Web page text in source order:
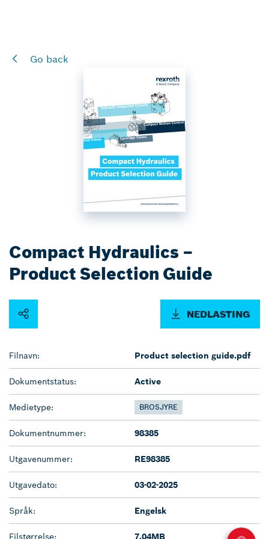
Go back
Compact Hydraulics –
Product Selection Guide
NEDLASTING
Filnavn: Product selection guide.pdf
Dokumentstatus: Active
Medietype: BROSJYRE
Dokumentnummer: 98385
Utgavenummer: RE98385
Utgavedato: 03-02-2025
Språk: Engelsk
Filstørrelse: 7.04MB